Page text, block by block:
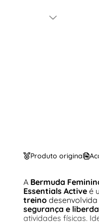
Produto original
A Bermuda
Essentials Activeé
treino
segurança e
atividades físicas.